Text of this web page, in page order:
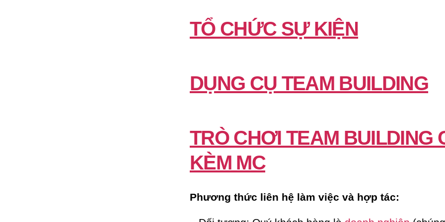
TỔ CHỨC SỰ KIỆN
DỤNG CỤ TEAM BUILDING
TRÒ CHƠI TEAM BUILDING
KÈM MC
Phương thức liên hệ làm việc và hợp tác: